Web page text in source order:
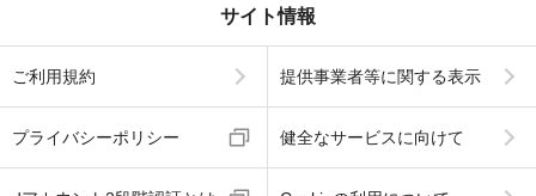
サイト情報
ご利用規約 提供事業者等に関する表示
プライバシーポリシー 健全なサービスに向けて